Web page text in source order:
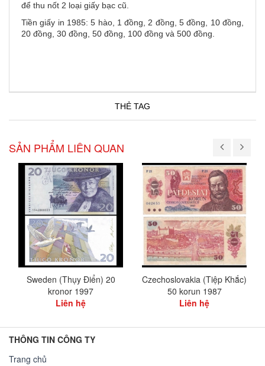
để thu nốt 2 loại giấy bạc cũ.
Tiền giấy in 1985: 5 hào, 1 đồng, 2 đồng, 5 đồng, 10 đồng,
20 đồng, 30 đồng, 50 đồng, 100 đồng và 500 đồng.
THẺ TAG
SẢN PHẨM LIÊN QUAN
Sweden (Thụy Điển) 20
kronor 1997
Liên hệ
Czechoslovakia (Tiệp Khắc)
50 korun 1987
Liên hệ
THÔNG TIN CÔNG TY
Trang chủ